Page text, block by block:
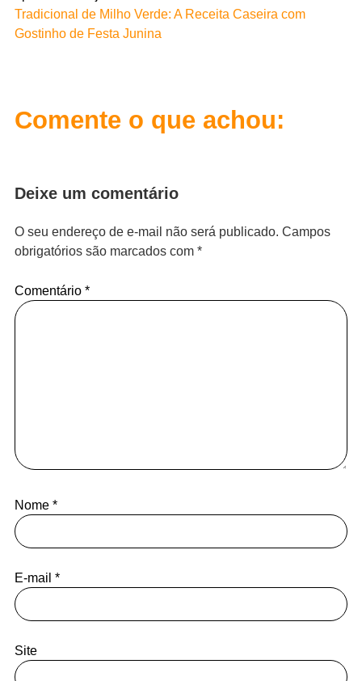
Tradicional de Milho Verde: A Receita Caseira com
Gostinho de Festa Junina
Comente o que achou:
Deixe um comentário
O seu endereço de e-mail não será publicado. Campos
obrigatórios são marcados com *
Comentário *
Nome *
E-mail *
Site